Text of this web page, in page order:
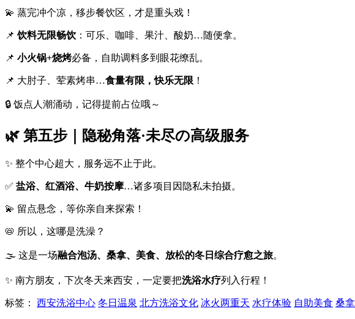
💫 蒸完冲个凉，移步餐饮区，才是重头戏！
📌饮料无限畅饮 ：可乐、咖啡、果汁、酸奶…随便拿。
📌 小火锅+烧烤必备，自助调料多到眼花缭乱。
📌 大肘子、荤素烤串…食量有限，快乐无限 ！
🔒 饭点人潮涌动，记得提前占位哦～
🌿 第五步｜隐秘角落·未尽の高级服务
✨ 整个中心超大，服务远不止于此。
✅ 盐浴、红酒浴、牛奶按摩…诸多项目因隐私未拍摄。
💫 留点悬念，等你亲自来探索！
📛 所以，这哪是洗澡？
🌫️ 这是一场融合泡汤、桑拿、美食、放松的冬日综合疗愈之旅。
✨ 南方朋友，下次冬天来西安，一定要把洗浴水疗列入行程！
标签： 西安洗浴中心 冬日温泉 北方洗浴文化 冰火两重天 水疗体验 自助美食 桑拿